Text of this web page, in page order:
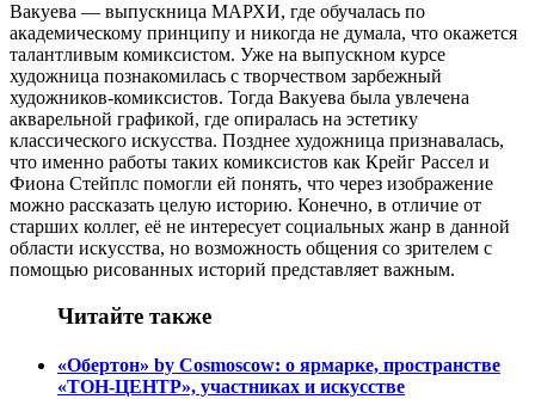
Вакуева — выпускница МАРХИ, где обучалась по
академическому принципу и никогда не думала, что окажется
талантливым комиксистом. Уже на выпускном курсе
художница познакомилась с творчеством зарбежный
художников-комиксистов. Тогда Вакуева была увлечена
акварельной графикой, где опиралась на эстетику
классического искусства. Позднее художница признавалась,
что именно работы таких комиксистов как Крейг Рассел и
Фиона Стейплс помогли ей понять, что через изображение
можно рассказать целую историю. Конечно, в отличие от
старших коллег, её не интересует социальных жанр в данной
области искусства, но возможность общения со зрителем с
помощью рисованных историй представляет важным.
Читайте также
«Обертон» by Cosmoscow: о ярмарке, пространстве
«ТОН-ЦЕНТР», участниках и искусстве